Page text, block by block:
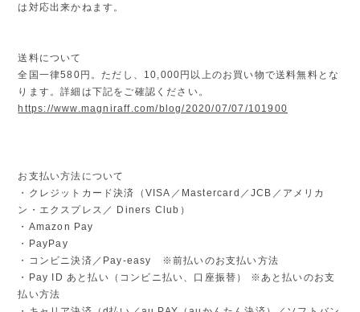
は対応出来かねます。
送料について
全国一律580円。ただし、10,000円以上のお買い物で送料無料とな
ります。詳細は下記をご確認ください。
https://www.magniraff.com/blog/2020/07/07/101900
お支払い方法について
・クレジットカード決済（VISA／Mastercard／JCB／アメリカ
ン・エクスプレス／ Diners Club）
・Amazon Pay
・PayPay
・コンビニ決済／Pay-easy ※前払いのお支払い方法
・Pay ID あと払い（コンビニ払い、口座振替） ※あと払いのお支
払い方法